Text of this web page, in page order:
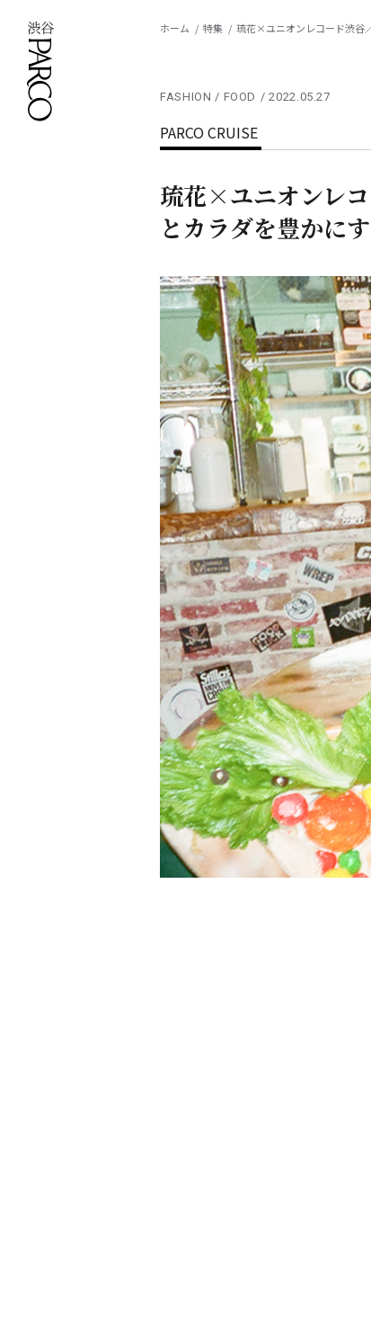
ホーム 特集 琉花×ユニオンレコード渋谷
FASHION / FOOD 2022.05.27
PARCO CRUISE
琉花×ユニオンレ
とカラダを豊かに